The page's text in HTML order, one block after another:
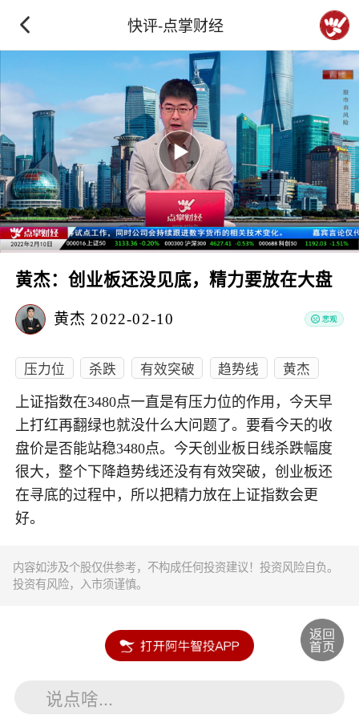
快评-点掌财经
黄杰：创业板还没见底，精力要放在大盘
黄杰 2022-02-10
压力位 杀跌 有效突破 趋势线 黄杰
上证指数在3480点一直是有压力位的作用，今天早
上打红再翻绿也就没什么大问题了。要看今天的收
盘价是否能站稳3480点。今天创业板日线杀跌幅度
很大，整个下降趋势线还没有有效突破，创业板还
在寻底的过程中，所以把精力放在上证指数会更
好。
内容如涉及个股仅供参考，不构成任何投资建议！投资风险自负。
投资有风险，入市须谨慎。
说点啥...